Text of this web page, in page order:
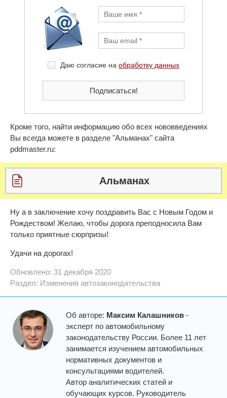
Даю согласие на обработку данных
Кроме того, найти информацию обо всех нововведениях
Вы всегда можете в разделе "Альманах" сайта
pddmaster.ru:
Альманах
Ну а в заключение хочу поздравить Вас с Новым Годом и
Рождеством! Желаю, чтобы дорога преподносила Вам
только приятные сюрпризы!
Удачи на дорогах!
Обновлено: 31 декабря 2020
Раздел: Изменения автозаконодательства
Об авторе: Максим Калашников -
эксперт по автомобильному
законодательству России. Более 11 лет
занимается изучением автомобильных
нормативных документов и
консультациями водителей.
Автор аналитических статей и
обучающих курсов. Руководитель